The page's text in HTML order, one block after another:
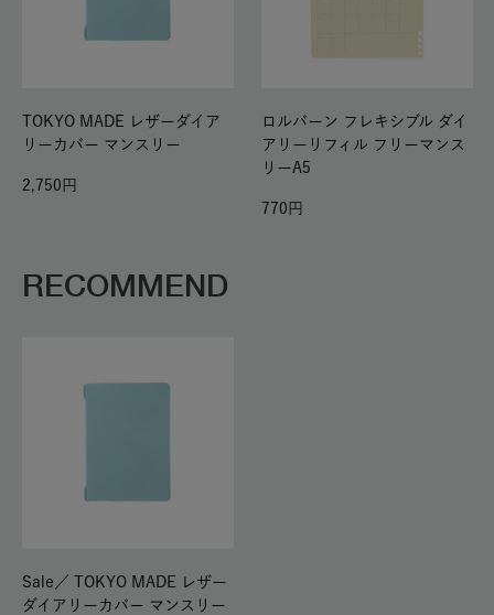
TOKYO MADE レザーダイア
リーカバー マンスリー
2,750
ロルバーン フレキシブル ダイ
アリーリフィル フリーマンス
リーA5
770
RECOMMEND
Sale／
TOKYO MADE レザー
ダイアリーカバー マンスリー